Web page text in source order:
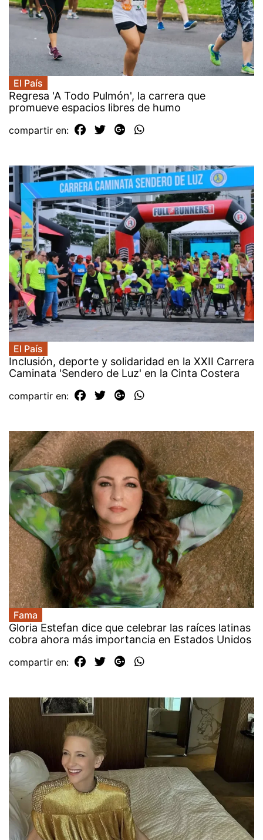
El País
Regresa 'A Todo Pulmón', la carrera que
promueve espacios libres de humo
compartir en:
El País
Inclusión, deporte y solidaridad en la XXII Carrera
Caminata 'Sendero de Luz' en la Cinta Costera
compartir en:
Fama
Gloria Estefan dice que celebrar las raíces latinas
cobra ahora más importancia en Estados Unidos
compartir en: